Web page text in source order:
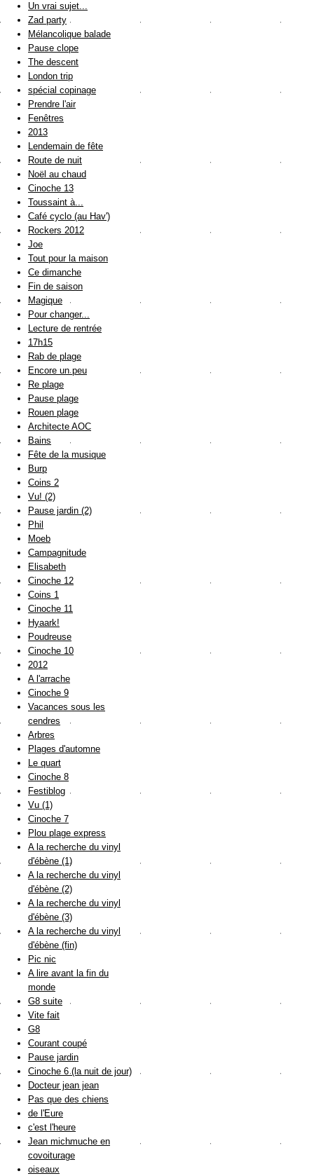
Un vrai sujet...
Zad party
Mélancolique balade
Pause clope
The descent
London trip
spécial copinage
Prendre l'air
Fenêtres
2013
Lendemain de fête
Route de nuit
Noël au chaud
Cinoche 13
Toussaint à...
Café cyclo (au Hav')
Rockers 2012
Joe
Tout pour la maison
Ce dimanche
Fin de saison
Magique
Pour changer...
Lecture de rentrée
17h15
Rab de plage
Encore un peu
Re plage
Pause plage
Rouen plage
Architecte AOC
Bains
Fête de la musique
Burp
Coins 2
Vu! (2)
Pause jardin (2)
Phil
Moeb
Campagnitude
Elisabeth
Cinoche 12
Coins 1
Cinoche 11
Hyaark!
Poudreuse
Cinoche 10
2012
A l'arrache
Cinoche 9
Vacances sous les
cendres
Arbres
Plages d'automne
Le quart
Cinoche 8
Festiblog
Vu (1)
Cinoche 7
Plou plage express
A la recherche du vinyl
d'ébène (1)
A la recherche du vinyl
d'ébène (2)
A la recherche du vinyl
d'ébène (3)
A la recherche du vinyl
d'ébène (fin)
Pic nic
A lire avant la fin du
monde
G8 suite
Vite fait
G8
Courant coupé
Pause jardin
Cinoche 6 (la nuit de jour)
Docteur jean jean
Pas que des chiens
de l'Eure
c'est l'heure
Jean michmuche en
covoiturage
oiseaux